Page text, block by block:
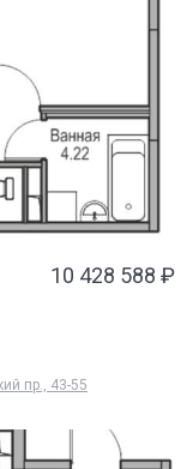
10 428 588 ₽
пр., 43-55